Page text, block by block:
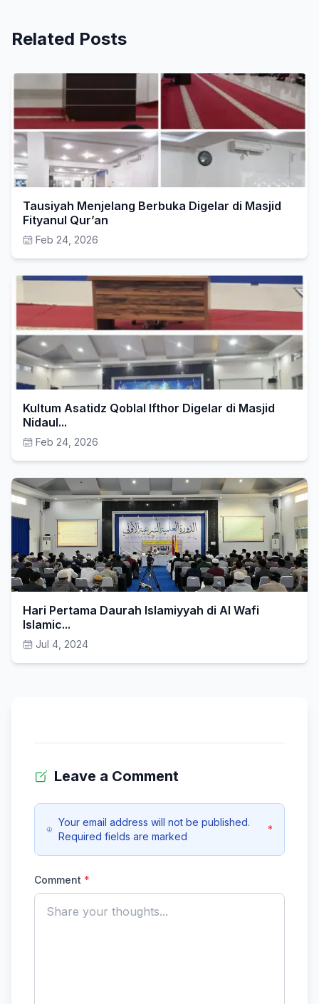
Related Posts
Tausiyah Menjelang Berbuka Digelar di Masjid
Fityanul Qur’an
Feb 24, 2026
Kultum Asatidz Qoblal Ifthor Digelar di Masjid
Nidaul...
Feb 24, 2026
Hari Pertama Daurah Islamiyyah di Al Wafi
Islamic...
Jul 4, 2024
Leave a Comment
Your email address will not be published.
Required fields are marked
*
Comment *